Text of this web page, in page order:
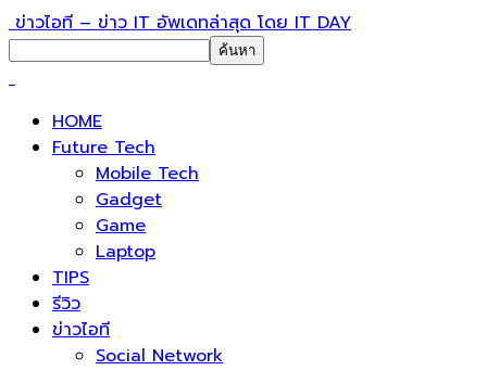
ข่าวไอที – ข่าว IT อัพเดทล่าสุด โดย IT DAY
HOME
Future Tech
Mobile Tech
Gadget
Game
Laptop
TIPS
รีวิว
ข่าวไอที
Social Network